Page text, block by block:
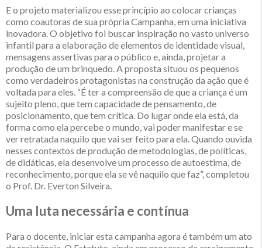
E o projeto materializou esse princípio ao colocar crianças
como coautoras de sua própria Campanha, em uma iniciativa
inovadora. O objetivo foi buscar inspiração no vasto universo
infantil para a elaboração de elementos de identidade visual,
mensagens assertivas para o público e, ainda, projetar a
produção de um brinquedo. A proposta situou os pequenos
como verdadeiros protagonistas na construção da ação que é
voltada para eles. “É ter a compreensão de que a criança é um
sujeito pleno, que tem capacidade de pensamento, de
posicionamento, que tem crítica. Do lugar onde ela está, da
forma como ela percebe o mundo, vai poder manifestar e se
ver retratada naquilo que vai ser feito para ela. Quando ouvida
nesses contextos de produção de metodologias, de políticas,
de didáticas, ela desenvolve um processo de autoestima, de
reconhecimento, porque ela se vê naquilo que faz”, completou
o Prof. Dr. Everton Silveira.
Uma luta necessária e contínua
Para o docente, iniciar esta campanha agora é também um ato